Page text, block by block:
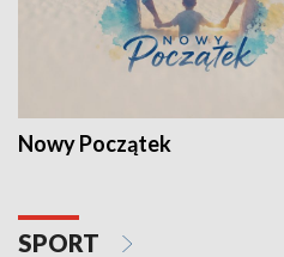
Nowy Początek
SPORT